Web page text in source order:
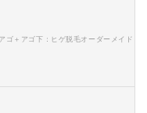
＋アゴ下：ヒゲ脱毛オーダーメイド